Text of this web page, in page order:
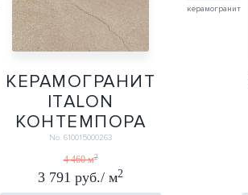
КЕРАМОГРАНИТ
ITALON
КОНТЕМПОРА
ФЛЭЙР 60Х60
ШЛИФ.
60Х60
No. 610015000263
4 460 м2
3 791 руб./ м2
керамогранит